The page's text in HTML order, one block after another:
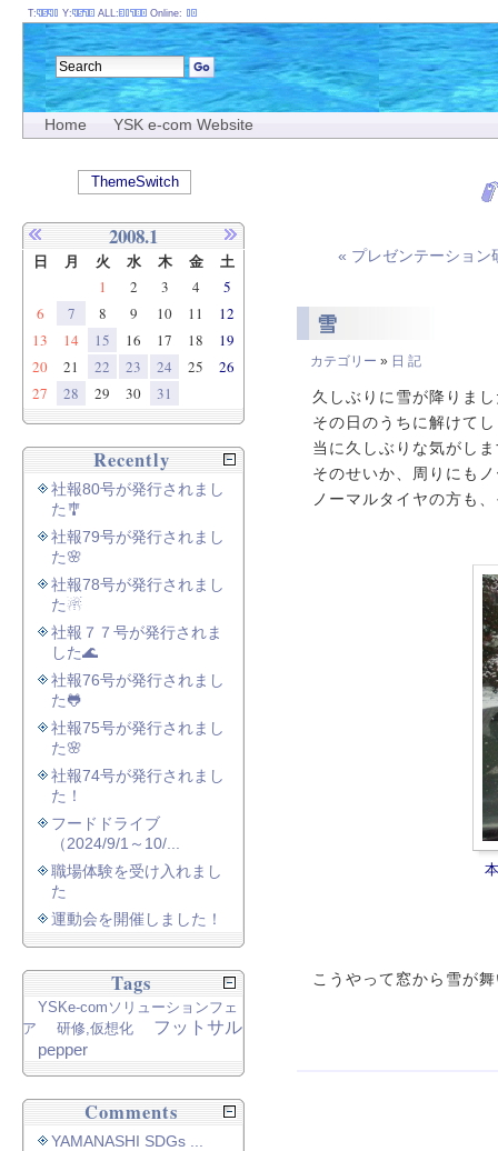
Home YSK e-com Website
« プレゼンテーション
雪
カテゴリー » 日 記
久しぶりに雪が降りま
その日のうちに解けて
当に久しぶりな気がし
そのせいか、周りにも
ノーマルタイヤの方も
こうやって窓から雪が
T: Y: ALL: Online:
ThemeSwitch
2008.1
日 月 火 水 木 金 土
1 2 3 4
5
6
7 8 9 10 11
12
13
14 15 16 17 18
19
20
21 22 23 24 25
26
27
28 29 30 31
Recently
社報80号が発行されまし
た🎐
社報79号が発行されまし
た🌸
社報78号が発行されまし
た☃
社報７７号が発行されま
した🌊
社報76号が発行されまし
た🐸
社報75号が発行されまし
た🌸
社報74号が発行されまし
た！
フードドライブ
（2024/9/1～10/...
職場体験を受け入れまし
た
運動会を開催しました！
Tags
YSKe-comソリューションフェ
ア
研修,仮想化
フットサル
pepper
Comments
YAMANASHI SDGs ...